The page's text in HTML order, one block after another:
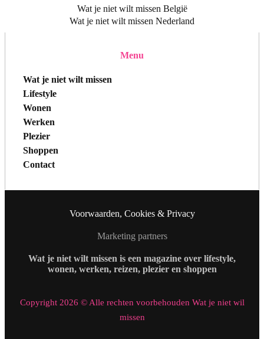
Wat je niet wilt missen België
Wat je niet wilt missen Nederland
Menu
Wat je niet wilt missen
Lifestyle
Wonen
Werken
Plezier
Shoppen
Contact
Voorwaarden, Cookies & Privacy
Marketing partners
Wat je niet wilt missen is een magazine over lifestyle,
wonen, werken, reizen, plezier en shoppen
Copyright 2026 © Alle rechten voorbehouden Wat je niet wil
missen